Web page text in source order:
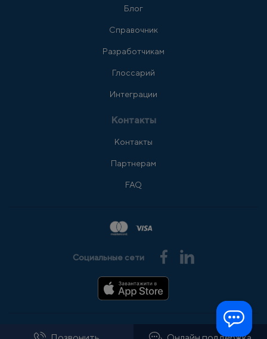
Блог
Справочник
Разработчикам
Глоссарий
Интеграции
Контакты
Контакты
Партнерам
FAQ
Социальные сети
© 2008-2026 АльфаSMS Все права защищены